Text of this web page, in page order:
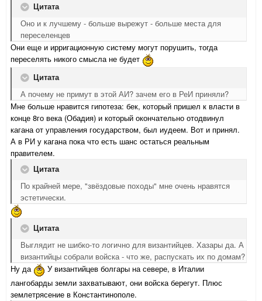
Цитата
Оно и к лучшему - больше вырежут - больше места для
переселенцев
Они еще и ирригационную систему могут порушить, тогда
переселять никого смысла не будет
Цитата
А почему не примут в этой АИ? зачем его в РеИ приняли?
Мне больше нравится гипотеза: бек, который пришел к власти в
конце 8го века (Обадия) и который окончательно отодвинул
кагана от управления государством, был иудеем. Вот и принял.
А в РИ у кагана пока что есть шанс остаться реальным
правителем.
Цитата
По крайней мере, "звёздовые походы" мне очень нравятся
эстетически.
Цитата
Выглядит не шибко-то логично для византийцев. Хазары да. А
византийцы собрали войска - что же, распускать их по домам?
Ну да
У византийцев болгары на севере, в Италии
лангобарды земли захватывают, они войска берегут. Плюс
землетрясение в Константинополе.